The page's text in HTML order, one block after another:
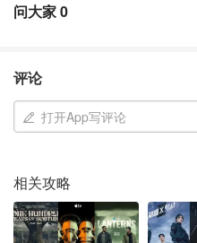
心脏缺失的消息时，感觉整
他安息。但随后得知他们取
连巴厘岛的领事馆都一无所
击。”
费用，才将儿子的心脏运回
和下葬之后才得以归还。
问大家0
评论
打开App写评论
相关攻略